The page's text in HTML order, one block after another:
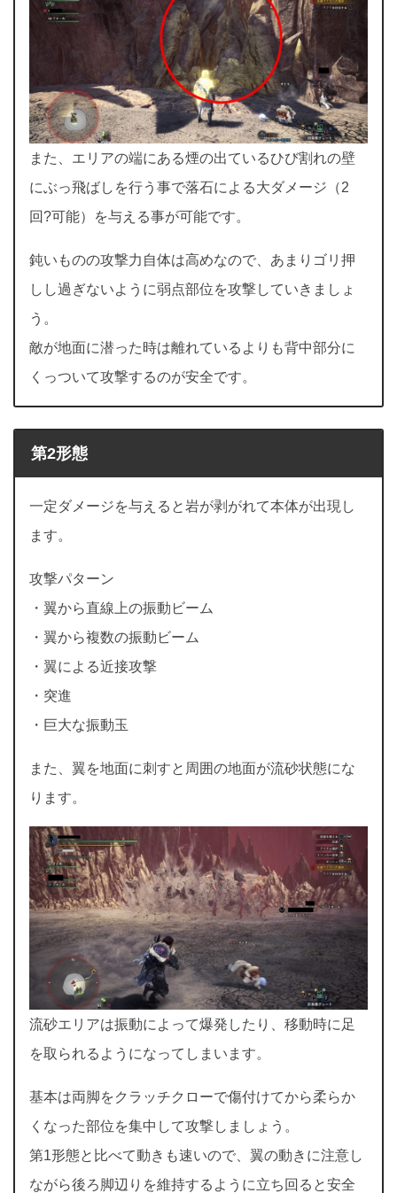
また、エリアの端にある煙の出ているひび割れの壁
にぶっ飛ばしを行う事で落石による大ダメージ（2
回?可能）を与える事が可能です。
鈍いものの攻撃力自体は高めなので、あまりゴリ押
しし過ぎないように弱点部位を攻撃していきましょ
う。
敵が地面に潜った時は離れているよりも背中部分に
くっついて攻撃するのが安全です。
第2形態
一定ダメージを与えると岩が剥がれて本体が出現し
ます。
攻撃パターン
・翼から直線上の振動ビーム
・翼から複数の振動ビーム
・翼による近接攻撃
・突進
・巨大な振動玉
また、翼を地面に刺すと周囲の地面が流砂状態にな
ります。
流砂エリアは振動によって爆発したり、移動時に足
を取られるようになってしまいます。
基本は両脚をクラッチクローで傷付けてから柔らか
くなった部位を集中して攻撃しましょう。
第1形態と比べて動きも速いので、翼の動きに注意し
ながら後ろ脚辺りを維持するように立ち回ると安全